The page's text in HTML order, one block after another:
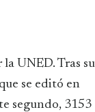
UNED. Tras su
se editó en
segundo, 3153